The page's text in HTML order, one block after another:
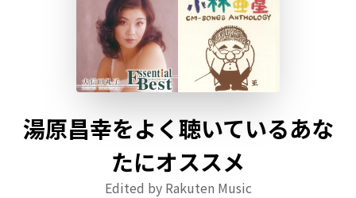
湯原昌幸をよく聴いているあな
たにオススメ
Edited by Rakuten Music